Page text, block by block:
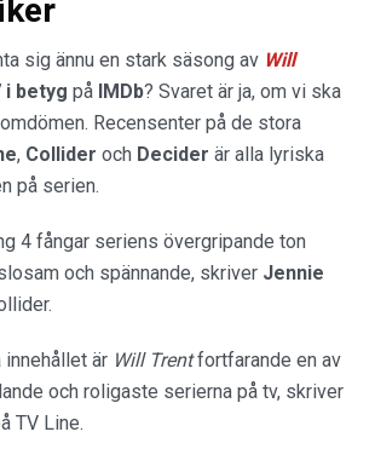
sig ännu en stark säsong av Will
i betyg på IMDb? Svaret är ja, om vi ska
Recensenter på de stora
, Collider och Decider är alla lyriska
på serien.
4 fångar seriens övergripande ton
och spännande, skriver Jennie
är Will Trentfortfarande en av
och roligaste serierna på tv, skriver
TV Line.